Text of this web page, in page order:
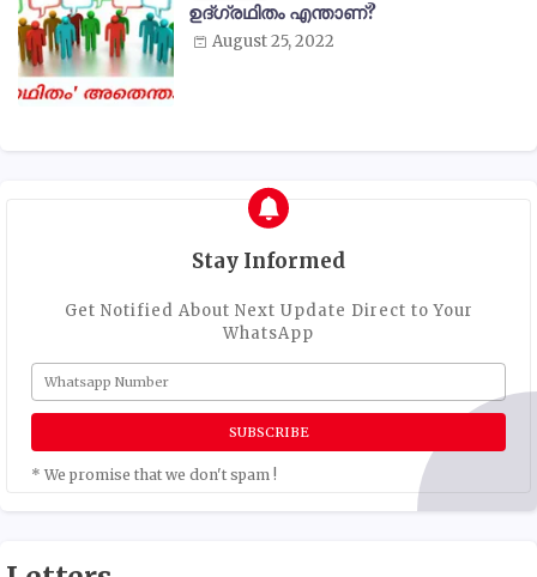
ഉദ്ഗ്രഥിതം എന്താണ്?
August 25, 2022
Stay Informed
Get Notified About Next Update Direct to Your
WhatsApp
* We promise that we don't spam !